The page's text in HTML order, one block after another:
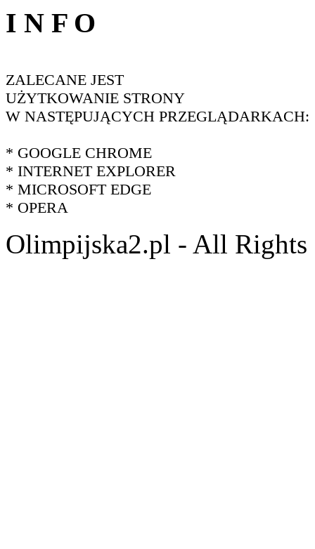
I N F O
ZALECANE JEST
UŻYTKOWANIE STRONY
W NASTĘPUJĄCYCH PRZEGLĄDARKACH:
* GOOGLE CHROME
* INTERNET EXPLORER
* MICROSOFT EDGE
* OPERA
Olimpijska2.pl - All Rights